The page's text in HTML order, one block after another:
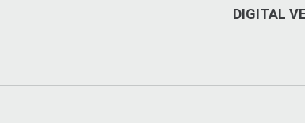
DIGITAL